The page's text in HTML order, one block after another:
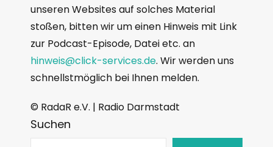
unseren Websites auf solches Material
stoßen, bitten wir um einen Hinweis mit Link
zur Podcast-Episode, Datei etc. an
hinweis@click-services.de. Wir werden uns
schnellstmöglich bei Ihnen melden.
© RadaR e.V. | Radio Darmstadt
Suchen